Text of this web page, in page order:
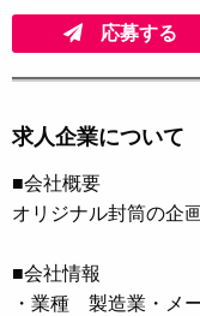
応募する
求人企業について
■会社概要
オリジナル封筒の企
■会社情報
・業種 製造業・メ